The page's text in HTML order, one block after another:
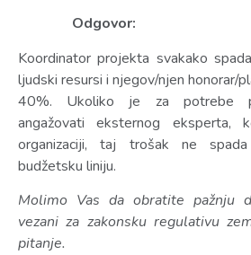
Odgovor:
Koordinator projekta svakako
ljudski resursi i njegov/njen honorar/
40%. Ukoliko je za potrebe
angažovati eksternog eksperta,
organizaciji, taj trošak ne
budžetsku liniju.
Molimo Vas da obratite pažnju
vezani za zakonsku regulativu
pitanje.